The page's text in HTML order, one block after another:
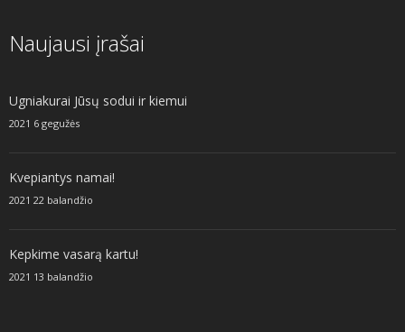
Naujausi įrašai
Ugniakurai Jūsų sodui ir kiemui
2021 6 gegužės
Kvepiantys namai!
2021 22 balandžio
Kepkime vasarą kartu!
2021 13 balandžio